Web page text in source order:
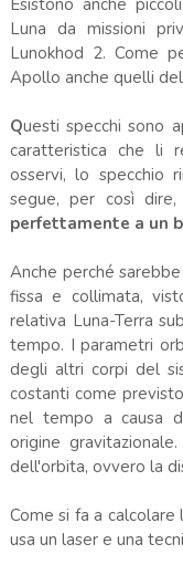
Luna da missioni
Lunokhod 2. Come
Apollo anche quelli
Questi specchi sono
caratteristica che li
osservi, lo specchio
segue, per così
perfettamente a un
Anche perché
fissa e collimata,
relativa Luna-Terra
tempo. I parametri
degli altri corpi del
costanti come
nel tempo a causa
origine
dell'orbita, ovvero la
Come si fa a calcolare
usa un laser e una